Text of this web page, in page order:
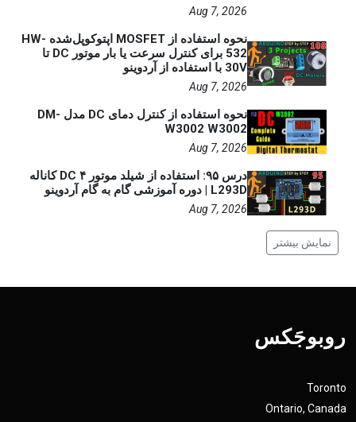
Aug 7, 2026
نحوه استفاده از MOSFET اپتوکوپل‌شده HW-
532 برای کنترل سرعت یا بار موتور DC تا
30V با استفاده از آردوینو
Aug 7, 2026
نحوه استفاده از کنترل دمای DC مدل DM-
W3002 W3002
Aug 7, 2026
درس ۹۵: استفاده از شیلد موتور DC ۴ کاناله
L293D | دوره آموزشی گام به گام آردوینو
Aug 7, 2026
نمایش بیشتر
روبوجَکس
Toronto
Ontario, Canada